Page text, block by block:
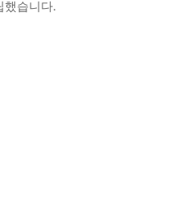
했습니다.